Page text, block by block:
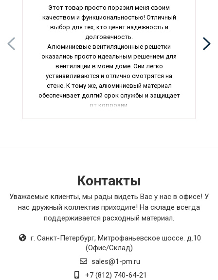
Этот товар просто поразил меня своим
качеством и функциональностью! Отличный
выбор для тех, кто ценит надежность и
долговечность.
Алюминиевые вентиляционные решетки
оказались просто идеальным решением для
вентиляции в моем доме. Они легко
устанавливаются и отлично смотрятся на
стене. К тому же, алюминиевый материал
обеспечивает долгий срок службы и защищает
от коррозии.
изготовления продукции. Все детали
выполнены аккуратно, без недочетов и
дефектов.
Если вы ищете надежные и стильные
вентиляционные решетки, то я рекомендую
стоит своих денег!
Контакты
Уважаемые клиенты, мы рады видеть Вас у нас в офисе! У
нас дружный коллектив приходите! На складе всегда
поддерживается расходный материал.
г. Санкт-Петербург, Митрофаньевское шоссе. д.10
(Офис/Склад)
sales@1-pm.ru
+7 (812) 740-64-21